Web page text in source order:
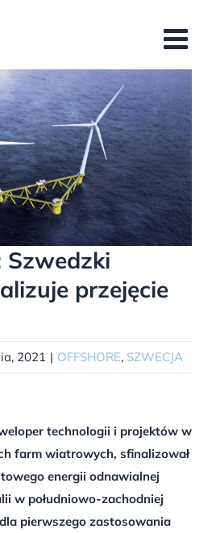
Szwedzki
przejęcie
2021 | OFFSHORE, SZWECJA
technologii i projektów w
farm wiatrowych, sfinalizował
energii odnawialnej
w południowo-zachodniej
pierwszego zastosowania